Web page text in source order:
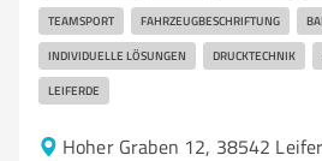
TEAMSPORT FAHRZEUGBESCHRIFTUNG
INDIVIDUELLE LÖSUNGEN DRUCKTECHNIK
LEIFERDE
Hoher Graben 12, 38542